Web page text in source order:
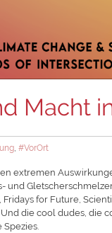
Macht
,#VorOrt
extremen
und
for Future,
die cool dudes, die